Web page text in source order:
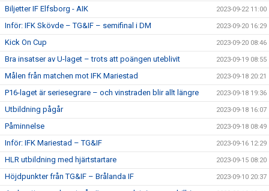
Biljetter IF Elfsborg - AIK 2023-09-22 11:00
Inför: IFK Skövde – TG&IF – semifinal i DM 2023-09-20 16:29
Kick On Cup 2023-09-20 08:46
Bra insatser av U-laget – trots att poängen uteblivit 2023-09-19 08:55
Målen från matchen mot IFK Mariestad 2023-09-18 20:21
P16-laget är seriesegrare – och vinstraden blir allt längre 2023-09-18 19:36
Utbildning pågår 2023-09-18 16:07
Påminnelse 2023-09-18 08:49
Inför: IFK Mariestad – TG&IF 2023-09-16 12:29
HLR utbildning med hjärtstartare 2023-09-15 08:20
Höjdpunkter från TG&IF – Brålanda IF 2023-09-10 20:37